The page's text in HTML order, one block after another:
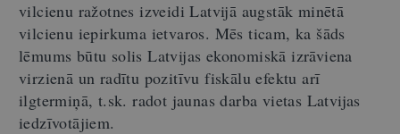
vilcienu ražotnes izveidi Latvijā augstāk minētā
vilcienu iepirkuma ietvaros. Mēs ticam, ka šāds
lēmums būtu solis Latvijas ekonomiskā izrāviena
virzienā un radītu pozitīvu fiskālu efektu arī
ilgtermiņā, t.sk. radot jaunas darba vietas Latvijas
iedzīvotājiem.